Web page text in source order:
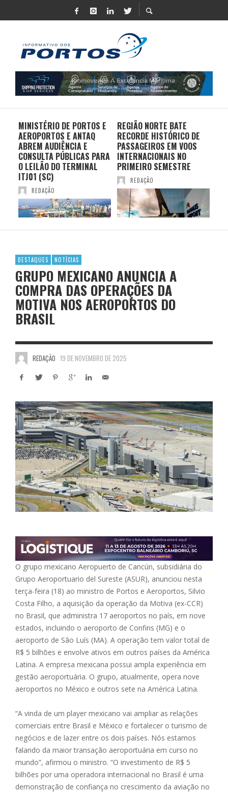
MINISTÉRIO DE PORTOS E
AEROPORTOS E ANTAQ
ABREM AUDIÊNCIA E
CONSULTA PÚBLICAS PARA
O LEILÃO DO TERMINAL
ITJ01 (SC)
REDAÇÃO
REGIÃO NORTE BATE
RECORDE HISTÓRICO DE
PASSAGEIROS EM VOOS
INTERNACIONAIS NO
PRIMEIRO SEMESTRE
REDAÇÃO
DESTAQUES NOTÍCIAS
GRUPO MEXICANO ANUNCIA A
COMPRA DAS OPERAÇÕES DA
MOTIVA NOS AEROPORTOS DO
BRASIL
REDAÇÃO 19 DE NOVEMBRO DE 2025
O grupo mexicano Aeropuerto de Cancún, subsidiária do
Grupo Aeroportuario del Sureste (ASUR), anunciou nesta
terça-feira (18) ao ministro de Portos e Aeroportos, Silvio
Costa Filho, a aquisição da operação da Motiva (ex-CCR)
no Brasil, que administra 17 aeroportos no país, em nove
estados, incluindo o aeroporto de Confins (MG) e o
aeroporto de São Luís (MA). A operação tem valor total de
R$ 5 bilhões e envolve ativos em outros países da América
Latina. A empresa mexicana possui ampla experiência em
gestão aeroportuária. O grupo, atualmente, opera nove
aeroportos no México e outros sete na América Latina.
“A vinda de um player mexicano vai ampliar as relações
comerciais entre Brasil e México e fortalecer o turismo de
negócios e de lazer entre os dois países. Nós estamos
falando da maior transação aeroportuária em curso no
mundo”, afirmou o ministro. “O investimento de R$ 5
bilhões por uma operadora internacional no Brasil é uma
demonstração de confiança no crescimento da aviação no